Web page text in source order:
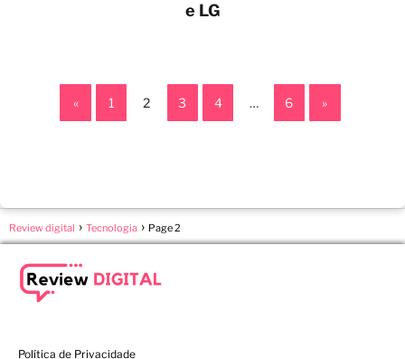
e LG
« 1 2 3 4 … 6 »
Review digital Tecnologia Page 2
Política de Privacidade